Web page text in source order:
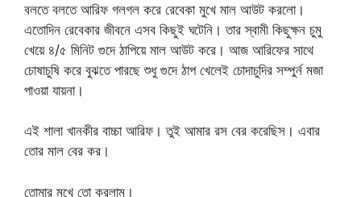
বলতে বলতে আরিফ গলগল করে রেবেকা মুখে মাল আউট করলো।
এতোদিন রেবেকার জীবনে এসব কিছুই ঘটেনি। তার স্বামী কিছুক্ষন চুমু
খেয়ে ৪/৫ মিনিট গুদে ঠাপিয়ে মাল আউট করে। আজ আরিফের সাথে
চোষাচুষি করে বুঝতে পারছে শুধু গুদে ঠাপ খেলেই চোদাচুদির সম্পুর্ন মজা
পাওয়া যায়না।
এই শালা খানকীর বাচ্চা আরিফ। তুই আমার রস বের করেছিস। এবার
তোর মাল বের কর।
তোমার মুখে তো করলাম।